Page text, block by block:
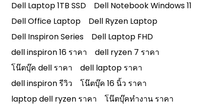
Dell Laptop 1TB SSD
Dell Notebook Windows 11
Dell Office Laptop
Dell Ryzen Laptop
Dell Inspiron Series
Dell Laptop FHD
dell inspiron 16 ราคา
dell ryzen 7 ราคา
โน๊ตบุ๊ค dell ราคา
dell laptop ราคา
dell inspiron รีวิว
โน๊ตบุ๊ค 16 นิ้ว ราคา
laptop dell ryzen ราคา
โน๊ตบุ๊คทำงาน ราคา